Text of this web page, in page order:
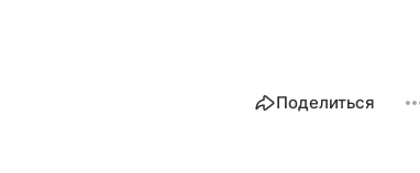
Поделиться